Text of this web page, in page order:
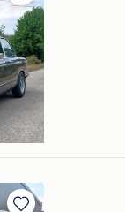
Bewaren
in
Mijn
Favorieten